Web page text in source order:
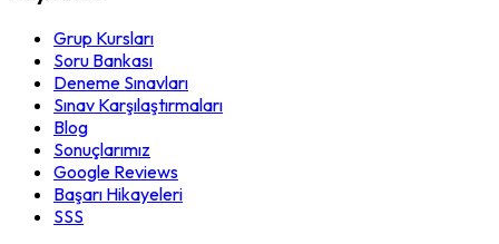
Grup Kursları
Soru Bankası
Deneme Sınavları
Sınav Karşılaştırmaları
Blog
Sonuçlarımız
Google Reviews
Başarı Hikayeleri
SSS